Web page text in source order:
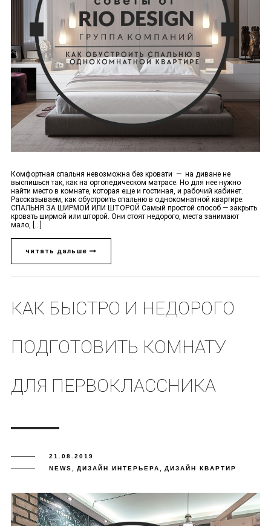
Комфортная спальня невозможна без кровати — на диване не
выспишься так, как на ортопедическом матрасе. Но для нее нужно
найти место в комнате, которая еще и гостиная, и рабочий кабинет.
Рассказываем, как обустроить спальню в однокомнатной квартире.
СПАЛЬНЯ ЗА ШИРМОЙ ИЛИ ШТОРОЙ Самый простой способ — закрыть
кровать ширмой или шторой. Они стоят недорого, места занимают
мало, [...]
читать дальше
КАК БЫСТРО И НЕДОРОГО
ПОДГОТОВИТЬ КОМНАТУ
ДЛЯ ПЕРВОКЛАССНИКА
21.08.2019
NEWS
ДИЗАЙН ИНТЕРЬЕРА ДИЗАЙН КВАРТИР